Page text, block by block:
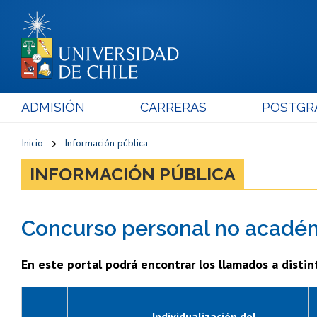
ADMISIÓN CARRERAS
Inicio Información pública
INFORMACIÓN PÚBLICA
Concurso personal no
En este portal podrá encontrar los llamados a